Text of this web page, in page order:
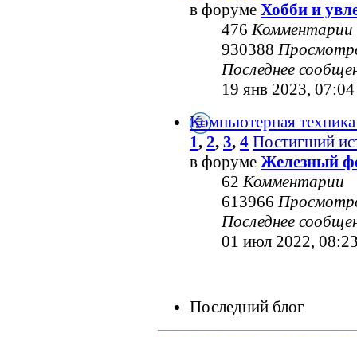
в форуме Хобби и
476Комментарии
930388
Последнее
19 янв 2023, 07:04
Компьютерная
1, 2, 3, 4 Постигший
в форуме Железный
62Комментарии
613966
Последнее
01 июл 2022,
Последний блог